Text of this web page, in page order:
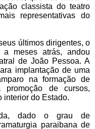
classista do teatro
representativas do
últimos dirigentes, o
a meses atrás, andou
de João Pessoa. A
implantação de uma
na formação de
de cursos,
interior do Estado.
dado o grau de
paraibana de